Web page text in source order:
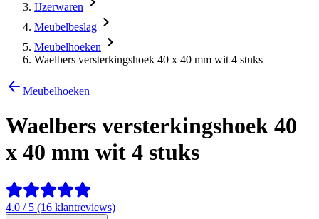
IJzerwaren
Meubelbeslag
Meubelhoeken
Waelbers versterkingshoek 40 x 40 mm wit 4 stuks
Meubelhoeken
Waelbers versterkingshoek 40
x 40 mm wit 4 stuks
4.0 / 5 (16 klantreviews)